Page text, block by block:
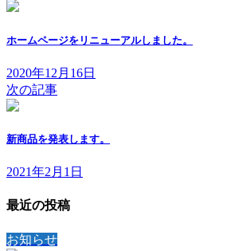
ホームページをリニューアルしました。
2020年12月16日
次の記事
新商品を発表します。
2021年2月1日
最近の投稿
お知らせ